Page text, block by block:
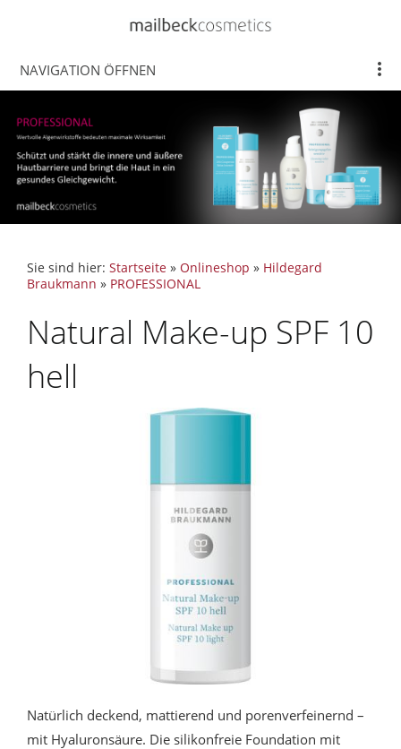
NAVIGATION ÖFFNEN
Sie sind hier: Startseite » Onlineshop » Hildegard
Braukmann » PROFESSIONAL
Natural Make-up SPF 10
hell
Natürlich deckend, mattierend und porenverfeinernd –
mit Hyaluronsäure. Die silikonfreie Foundation mit